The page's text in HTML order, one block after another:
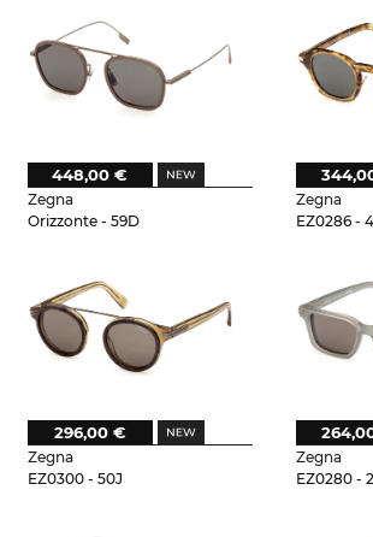
Zegna
Orizzonte - 59D
448,00 €
Zegna
EZ0286 -
Zegna
EZ0300 - 50J
296,00 €
Zegna
EZ0280 -